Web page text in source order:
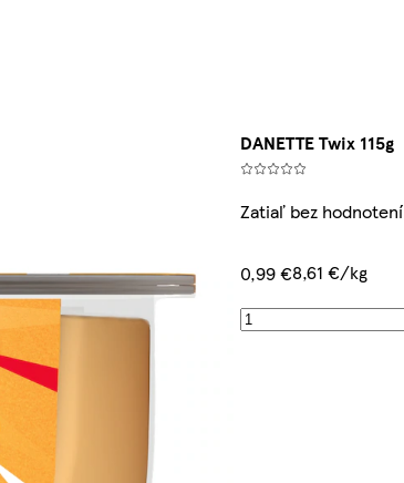
DANETTE Twix 115g
Zatiaľ bez hodnotení
0,99 €8,61 €/kg